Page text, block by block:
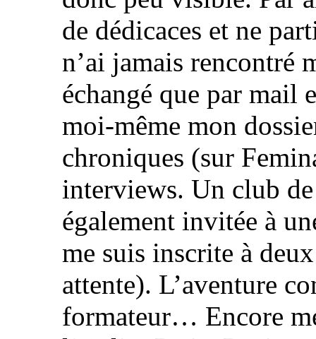
de dédicaces et ne
n’ai jamais rencontré
échangé que par mail
moi-même mon
chroniques (sur
interviews. Un club
également invitée à
me suis inscrite à
attente). L’aventure
formateur… Encore